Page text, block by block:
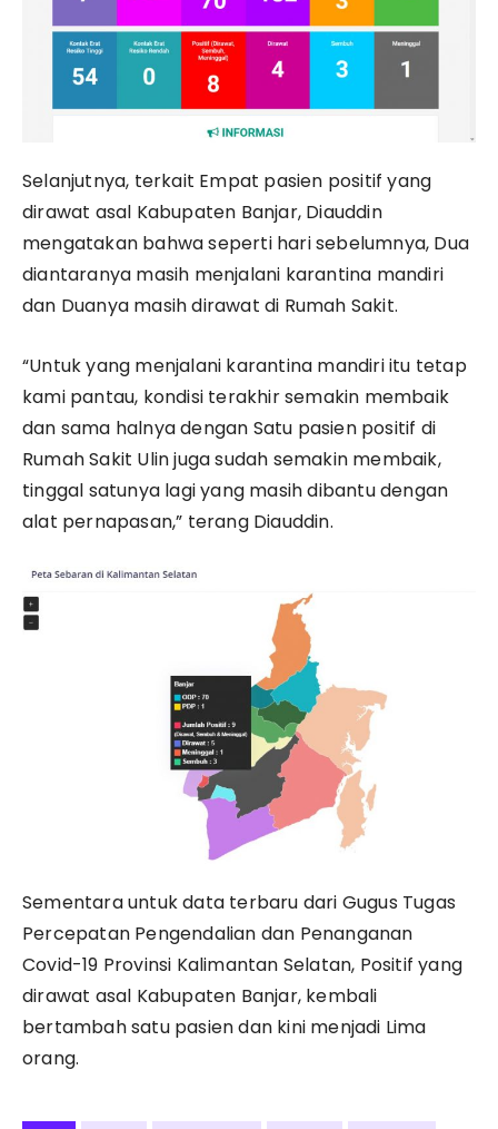
Selanjutnya, terkait Empat pasien positif yang
dirawat asal Kabupaten Banjar, Diauddin
mengatakan bahwa seperti hari sebelumnya, Dua
diantaranya masih menjalani karantina mandiri
dan Duanya masih dirawat di Rumah Sakit.
“Untuk yang menjalani karantina mandiri itu tetap
kami pantau, kondisi terakhir semakin membaik
dan sama halnya dengan Satu pasien positif di
Rumah Sakit Ulin juga sudah semakin membaik,
tinggal satunya lagi yang masih dibantu dengan
alat pernapasan,” terang Diauddin.
Sementara untuk data terbaru dari Gugus Tugas
Percepatan Pengendalian dan Penanganan
Covid-19 Provinsi Kalimantan Selatan, Positif yang
dirawat asal Kabupaten Banjar, kembali
bertambah satu pasien dan kini menjadi Lima
orang.